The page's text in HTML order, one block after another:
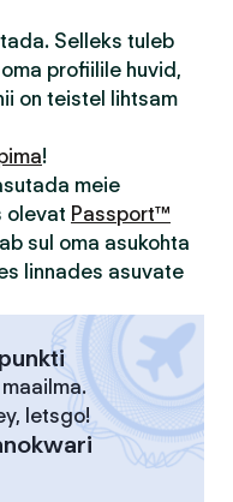
Selleks tuleb
profiilile huvid,
on teistel lihtsam
!
meie
olevat Passport™
sul oma asukohta
linnades asuvate
letsgo!